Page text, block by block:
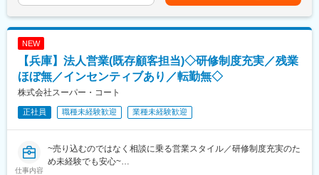
■安定した経営基盤のもと、長期的なキャリア形成が可能：
ツルハグループの一員として安定した基盤があり、腰を据えてキ
■労働組合があるので、安心して長く働ける仕組みがある：
職場での困りごとや意見を、労働組合を通じて会社に届けること
ができ、声を上げやすい環境があります。
＜数字で見るレデイ薬局＞
・男女比＝5：5
・平均勤続年数：10.9年
・月平均残業時間：8.7時間
・売上・数値管理の補助
・スタッフのサポート業務
☆経験や適性に応じて、将来的にはスタッフの育成、
だく可能性があります。
＼仕事のやりがい／
レデイ薬局は、地域に密着したドラッグストアとして、
「健康相談ができる身近な存在」を目指しています。
◎日々の接客を通じてお客様から直接「ありがとう」をもらえる
◎将来的には店長として、店舗・人・地域をまとめる立場を目指
せる
NEW
【兵庫】法人営業(既存顧客担当)◇研修制度充実／残業
ほぼ無／インセンティブあり／転勤無◇
株式会社スーパー・コート
正社員 職種未経験歓迎 業種未経験歓迎
仕事内容
~売り込むのではなく相談に乗る営業スタイル／研修制度充実のた
め未経験でも安心~